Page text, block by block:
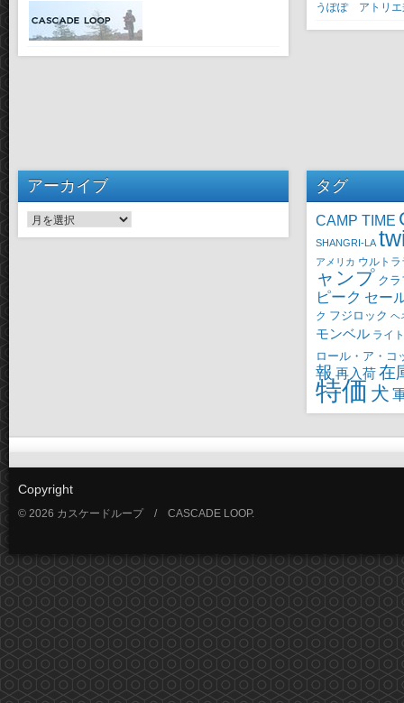
うぽぽ アトリエ
アーカイブ
アーカイブ
タグ
CAMP TIME
SHANGRI-LA
アメリカ ウルト
ャンプ ク
ピーク セー
ク フジロック ヘ
モンベル ライト
ロール・ア・コ
報 再入荷在
特価 犬
Copyright
© 2026 カスケードループ / CASCADE LOOP.